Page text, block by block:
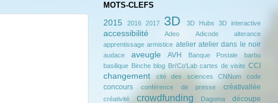
MOTS-CLEFS
2015
2016 2017 3D 3D Hubs 3D interactive
accessibilité Adeo Adicode
alterance
apprentissage armistice atelier atelier dans le noir
audace aveugle AVH Banque Postale
barbu
basilique Binche blog Bri'Co'Lab cartes de visite CCI
changement cité des sciences CNNum code
concours conférence de presse créativallée
créativité crowdfunding Dagoma
découpe